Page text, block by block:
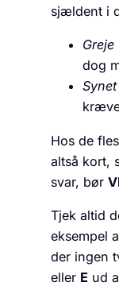
sjældent i
Greje
dog
Synet
Hos de
altså kort,
svar, bør
Tjek altid
eksempel
der ingen
eller E ud